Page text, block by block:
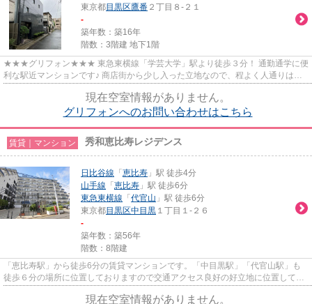
東京都目黒区鷹番 ２丁目８-２１
-
築年数：築16年
階数：3階建 地下1階
★★★グリフォン★★★ 東急東横線「学芸大学」駅より徒歩３分！ 通勤通学に便
利な駅近マンションです♪ 商店街から少し入った立地なので、程よく人通りはあ
現在空室情報がありません。
グリフォンへのお問い合わせはこちら
賃貸｜マンション 秀和恵比寿レジデンス
日比谷線 「 恵比寿 」駅 徒歩4分
山手線 「 恵比寿 」駅 徒歩6分
東急東横線 「 代官山 」駅 徒歩6分
東京都目黒区中目黒 １丁目１-２６
-
築年数：築56年
階数：8階建
「恵比寿駅」から徒歩6分の賃貸マンションです。「中目黒駅」「代官山駅」も
徒歩６分の場所に位置しておりますので交通アクセス良好の好立地に位置してお
現在空室情報がありません。